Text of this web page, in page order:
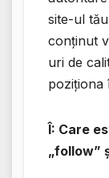
site-ul
conținut
uri de
poziționa
Î: Care
„follow”